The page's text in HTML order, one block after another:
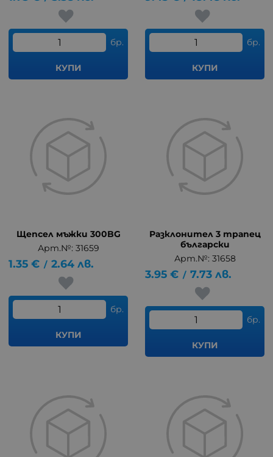
бр.
КУПИ
бр.
КУПИ
Щепсел мъжки 300BG
Арт.№: 31659
1.35 € / 2.64 лв.
бр.
КУПИ
Разклонител 3 трапец
български
Арт.№: 31658
3.95 € / 7.73 лв.
бр.
КУПИ